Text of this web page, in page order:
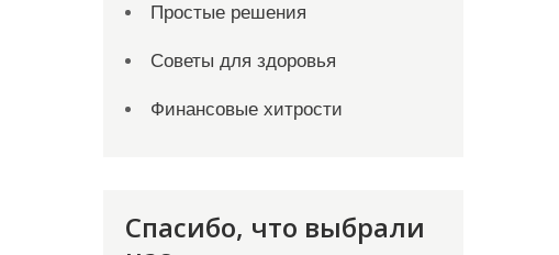
Простые решения
Советы для здоровья
Финансовые хитрости
Спасибо, что выбрали